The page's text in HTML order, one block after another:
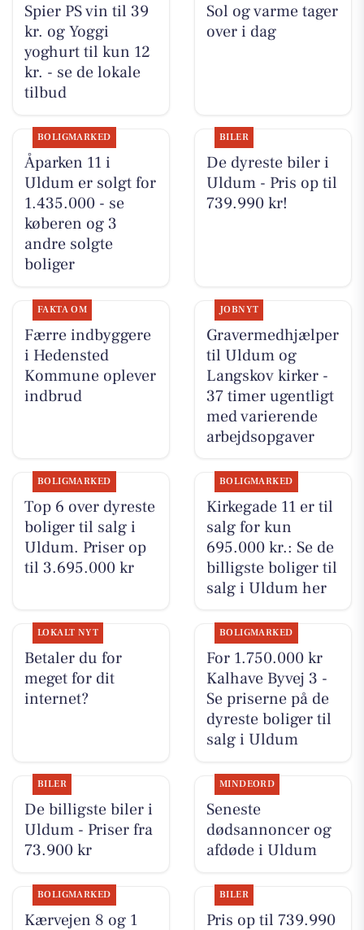
Spier PS vin til 39
kr. og Yoggi
yoghurt til kun 12
kr. - se de lokale
tilbud
Sol og varme tager
over i dag
BOLIGMARKED
Åparken 11 i
Uldum er solgt for
1.435.000 - se
køberen og 3
andre solgte
boliger
BILER
De dyreste biler i
Uldum - Pris op til
739.990 kr!
FAKTA OM
Færre indbyggere
i Hedensted
Kommune oplever
indbrud
JOBNYT
Gravermedhjælper
til Uldum og
Langskov kirker -
37 timer ugentligt
med varierende
arbejdsopgaver
BOLIGMARKED
Top 6 over dyreste
boliger til salg i
Uldum. Priser op
til 3.695.000 kr
BOLIGMARKED
Kirkegade 11 er til
salg for kun
695.000 kr.: Se de
billigste boliger til
salg i Uldum her
LOKALT NYT
Betaler du for
meget for dit
internet?
BOLIGMARKED
For 1.750.000 kr
Kalhave Byvej 3 -
Se priserne på de
dyreste boliger til
salg i Uldum
BILER
De billigste biler i
Uldum - Priser fra
73.900 kr
MINDEORD
Seneste
dødsannoncer og
afdøde i Uldum
BOLIGMARKED
Kærvejen 8 og 1
BILER
Pris op til 739.990